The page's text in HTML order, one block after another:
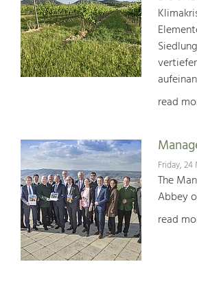
read
Friday, 24
The
Abbey
read